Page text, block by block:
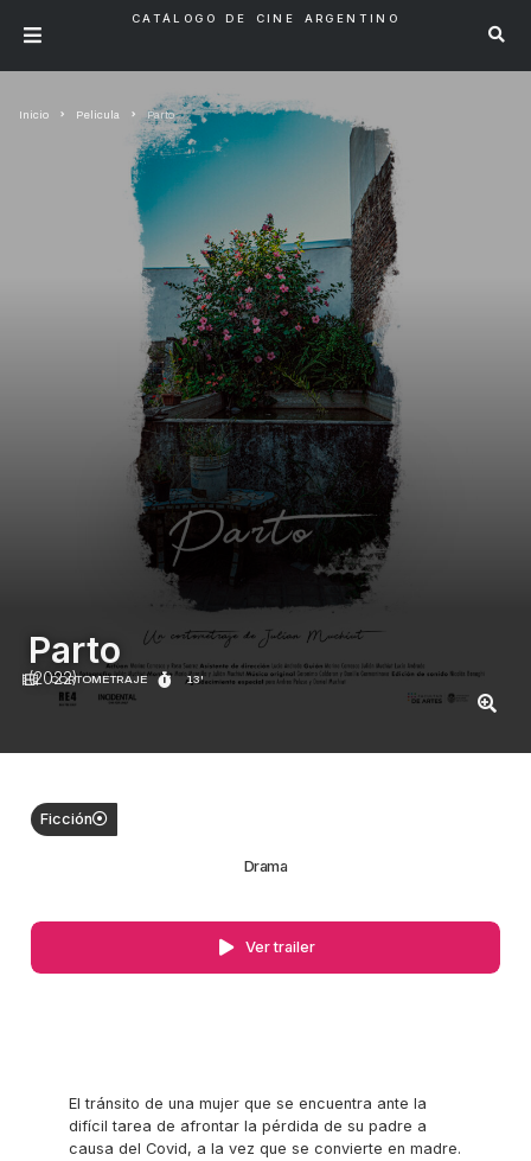
CATÁLOGO DE CINE ARGENTINO
Inicio Pelicula Parto
CORTOMETRAJE 13'
Parto
(2022)
Ficción
Drama
Ver trailer
El tránsito de una mujer que se encuentra ante la
difícil tarea de afrontar la pérdida de su padre a
causa del Covid, a la vez que se convierte en madre.